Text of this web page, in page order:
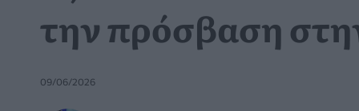
την πρόσβαση
09/06/2026